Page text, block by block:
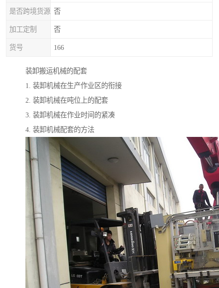
是否跨境货源 否
加工定制 否
货号 166
装卸搬运机械的配套
1. 装卸机械在生产作业区的衔接
2. 装卸机械在吨位上的配套
3. 装卸机械在作业时间的紧凑
4. 装卸机械配套的方法